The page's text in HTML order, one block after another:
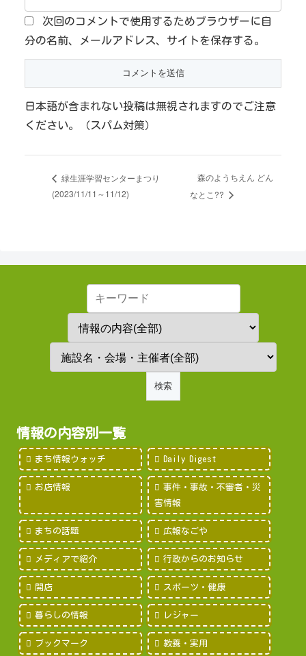
次回のコメントで使用するためブラウザーに自
分の名前、メールアドレス、サイトを保存する。
日本語が含まれない投稿は無視されますのでご注意
ください。（スパム対策）
緑生涯学習センターまつり
(2023/11/11～11/12)
森のようちえん どん
なとこ??
情報の内容別一覧
まち情報ウォッチ Daily Digest
お店情報
事件・事故・不審者・災
害情報
まちの話題 広報なごや
メディアで紹介 行政からのお知らせ
開店 スポーツ・健康
暮らしの情報 レジャー
ブックマーク 教養・実用